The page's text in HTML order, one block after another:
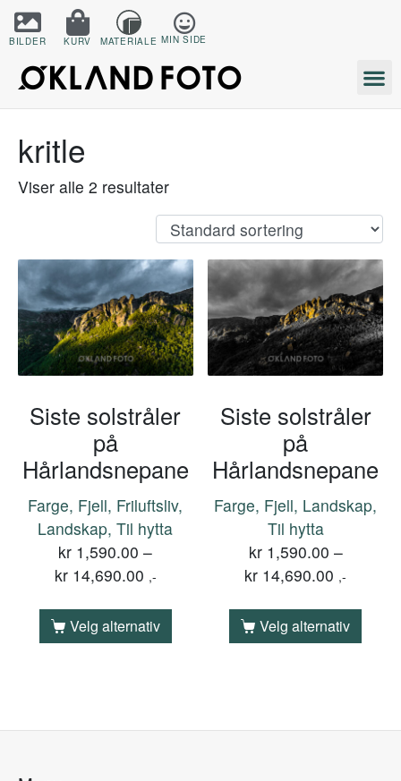
BILDER KURV MATERIALE MIN SIDE
kritle
Viser alle 2 resultater
Siste solstråler
på
Hårlandsnepane
Farge, Fjell, Friluftsliv,
Landskap, Til hytta
kr 1,590.00 –
kr14,690.00 ,-
Velg alternativ
Siste solstråler
på
Hårlandsnepane
Farge, Fjell, Landskap,
Til hytta
kr1,590.00 –
kr 14,690.00 ,-
Velg alternativ